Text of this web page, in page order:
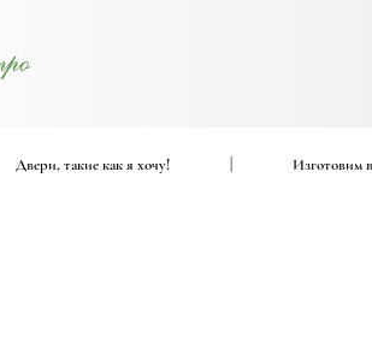
Двери, такие как я хочу! Изготовим